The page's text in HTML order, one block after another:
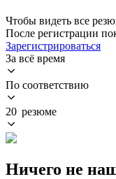
Чтобы видеть все
После регистрации
Зарегистрироваться
За всё время
По соответствию
20 резюме
Ничего не